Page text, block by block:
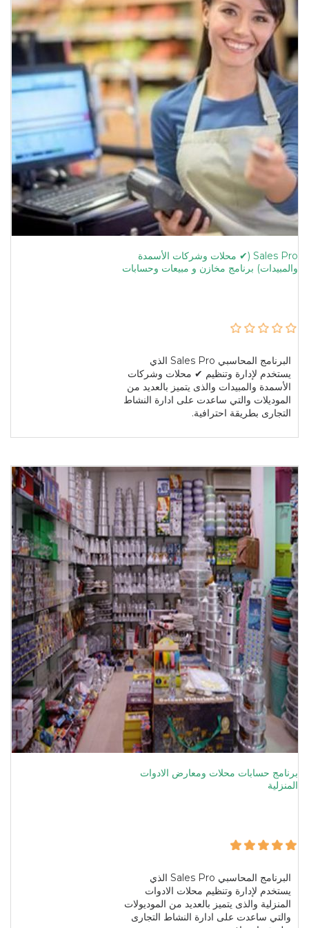
Sales Pro (✔ محلات وشركات الأسمدة
والمبيدات) برنامج مخازن و مبيعات وحسابات
البرنامج المحاسبي Sales Pro الذي
يستخدم لإدارة وتنظيم ✔ محلات وشركات
الأسمدة والمبيدات والذى يتميز بالعديد من
الموديلات والتي ساعدت على ادارة النشاط
التجارى بطريقة احترافية.
برنامج حسابات محلات ومعارض الادوات
المنزلية
البرنامج المحاسبي Sales Pro الذي
يستخدم لإدارة وتنظيم محلات الادوات
المنزلية والذى يتميز بالعديد من الموديولات
والتي ساعدت على ادارة النشاط التجارى